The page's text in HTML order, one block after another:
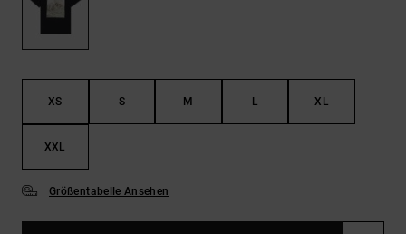
XS S M L XL
XXL
Größentabelle Ansehen